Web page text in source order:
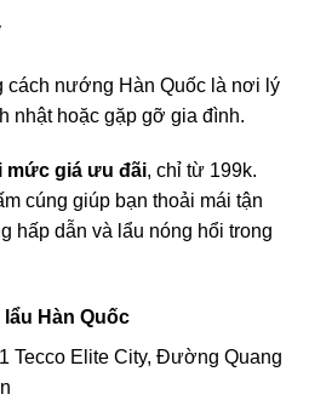
cách nướng Hàn Quốc là nơi lý
nhật hoặc gặp gỡ gia đình.
mức giá ưu đãi, chỉ từ 199k.
cúng giúp bạn thoải mái tận
hấp dẫn và lẩu nóng hổi trong
Hàn Quốc
Tecco Elite City, Đường Quang